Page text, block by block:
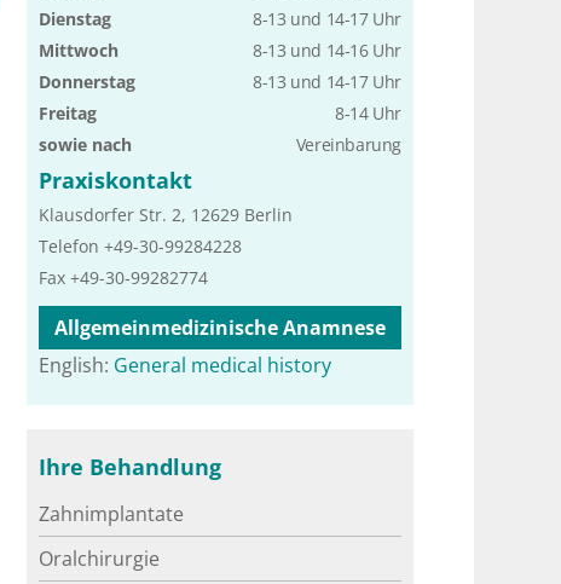
Dienstag
8-13 und 14-17 Uhr
Mittwoch
8-13 und 14-16 Uhr
Donnerstag
8-13 und 14-17 Uhr
Freitag
8-14 Uhr
sowie nach
Vereinbarung
Praxiskontakt
Klausdorfer Str. 2, 12629 Berlin
Telefon +49-30-99284228
Fax +49-30-99282774
Allgemeinmedizinische Anamnese
English: General medical history
Ihre Behandlung
Zahnimplantate
Oralchirurgie